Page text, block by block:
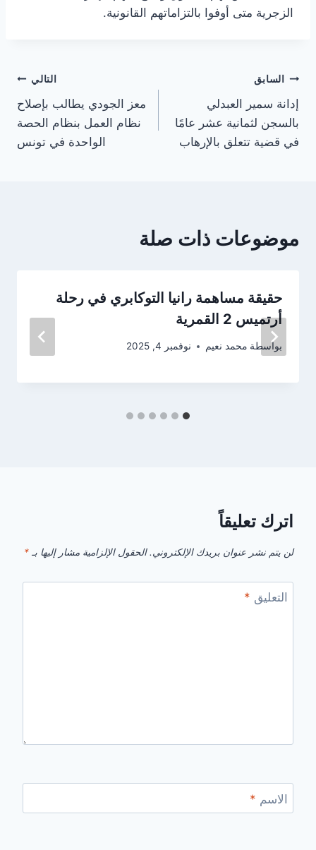
الزجرية متى أوفوا بالتزاماتهم القانونية.
تصفّح
المقالات
السابق
إدانة سمير العبدلي
بالسجن لثمانية عشر عامًا
في قضية تتعلق بالإرهاب
التالي
معز الجودي يطالب بإصلاح
نظام العمل بنظام الحصة
الواحدة في تونس
موضوعات ذات صلة
حقيقة مساهمة رانيا التوكابري في رحلة
أرتميس 2 القمرية
بواسطة محمد نعيم نوفمبر 4, 2025
اترك تعليقاً
لن يتم نشر عنوان بريدك الإلكتروني. الحقول الإلزامية مشار إليها بـ *
التعليق *
الاسم *